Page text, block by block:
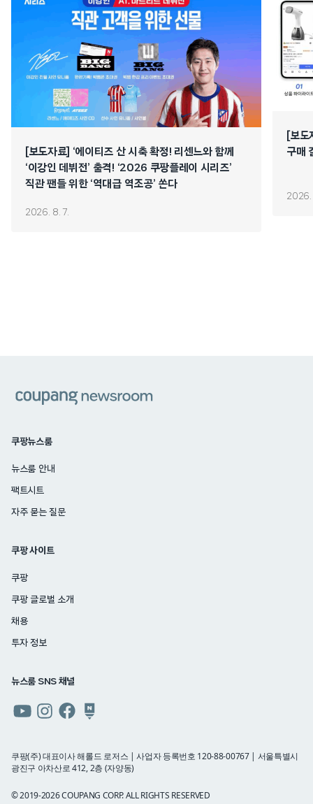
[보도자료] ‘에이티즈 산 시축 확정! 리센느와 함께
‘이강인 데뷔전’ 출격! ‘2026 쿠팡플레이 시리즈’
직관 팬들 위한 ‘역대급 역조공’ 쏜다
2026. 8. 7.
[보
구매
2026.
쿠팡뉴스룸
뉴스룸 안내
팩트시트
자주 묻는 질문
쿠팡 사이트
쿠팡
쿠팡 글로벌 소개
채용
투자 정보
뉴스룸 SNS 채널
유튜브인스타그램
페이스북네이버
블로그
쿠팡(주) 대표이사 해롤드 로저스 | 사업자 등록번호 120-88-00767 | 서울특별시
광진구 아차산로 412, 2층 (자양동)
© 2019-2026 COUPANG CORP. ALL RIGHTS RESERVED